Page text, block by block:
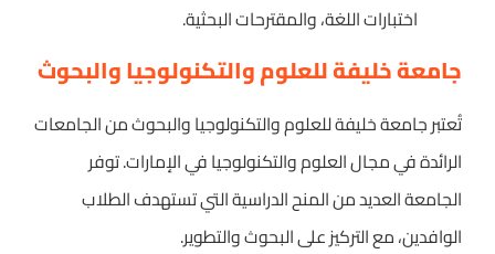
اختبارات اللغة، والمقترحات البحثية.
جامعة خليفة للعلوم والتكنولوجيا والبحوث
تُعتبر جامعة خليفة للعلوم والتكنولوجيا والبحوث من الجامعات
الرائدة في مجال العلوم والتكنولوجيا في الإمارات. توفر
الجامعة العديد من المنح الدراسية التي تستهدف الطلاب
الوافدين، مع التركيز على البحوث والتطوير.